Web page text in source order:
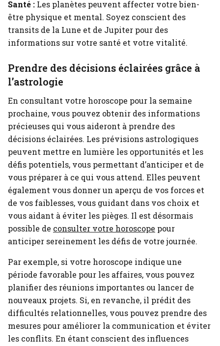
Santé : Les planètes peuvent affecter votre bien-
être physique et mental. Soyez conscient des
transits de la Lune et de Jupiter pour des
informations sur votre santé et votre vitalité.
Prendre des décisions éclairées grâce à
l’astrologie
En consultant votre horoscope pour la semaine
prochaine, vous pouvez obtenir des informations
précieuses qui vous aideront à prendre des
décisions éclairées. Les prévisions astrologiques
peuvent mettre en lumière les opportunités et les
défis potentiels, vous permettant d’anticiper et de
vous préparer à ce qui vous attend. Elles peuvent
également vous donner un aperçu de vos forces et
de vos faiblesses, vous guidant dans vos choix et
vous aidant à éviter les pièges. Il est désormais
possible de consulter votre horoscope pour
anticiper sereinement les défis de votre journée.
Par exemple, si votre horoscope indique une
période favorable pour les affaires, vous pouvez
planifier des réunions importantes ou lancer de
nouveaux projets. Si, en revanche, il prédit des
difficultés relationnelles, vous pouvez prendre des
mesures pour améliorer la communication et éviter
les conflits. En étant conscient des influences